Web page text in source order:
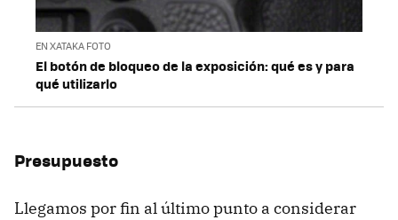
EN XATAKA FOTO
El botón de bloqueo de la exposición: qué es y para
qué utilizarlo
Presupuesto
Llegamos por fin al último punto a considerar